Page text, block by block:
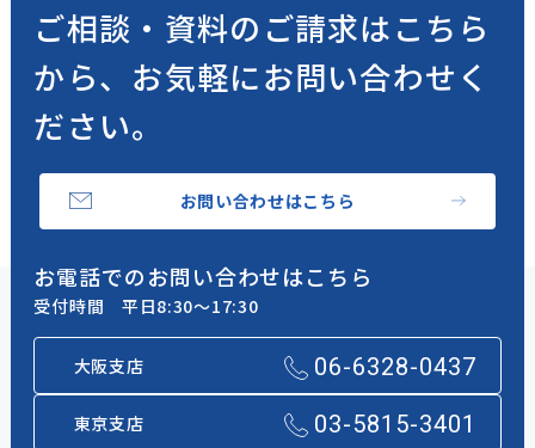
ご相談・資料のご請求はこちら
から、 お気軽にお問い合わせく
ださい。
お問い合わせはこちら
お電話でのお問い合わせはこちら
受付時間 平日8:30～17:30
大阪支店 06-6328-0437
東京支店 03-5815-3401